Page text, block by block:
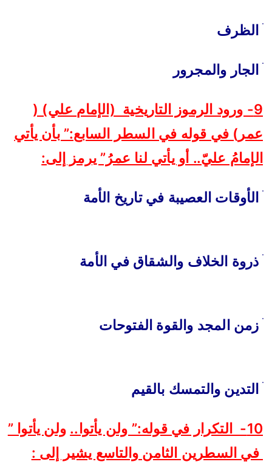
ׄ الظرف
ׄ الجار والمجرور
9- ورود الرموز التاريخية (الإمام علي) (
عمر) في قوله في السطر السابع:” بأن يأتي
الإمامُ عليّ.. أو يأتي لنا عمرُ” يرمز إلى:
ׄ الأوقات العصيبة في تاريخ الأمة
ׄ ذروة الخلاف والشقاق في الأمة
ׄ زمن المجد والقوة الفتوحات
ׄ التدين والتمسك بالقيم
10- التكرار في قوله:” ولن يأتوا..
ولن يأتوا ”
في السطرين الثامن والتاسع يشير إلى :